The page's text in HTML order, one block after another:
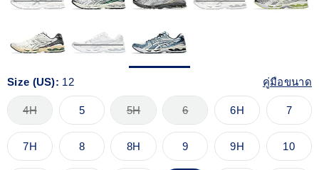
Size (US): 12 คู่มือขนาด
4H 5 5H 6 6H 7
7H 8 8H 9 9H 10